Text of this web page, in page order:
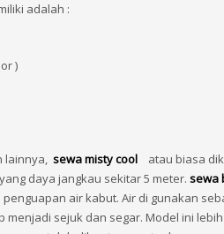
adalah :
)
lainnya, sewa misty cool atau biasa
daya jangkau sekitar 5 meter. sewa
air kabut. Air di gunakan
sejuk dan segar. Model ini